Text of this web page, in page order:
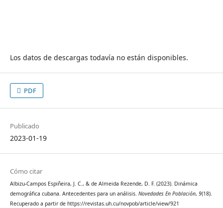
Los datos de descargas todavía no están disponibles.
PDF
Publicado
2023-01-19
Cómo citar
Albizu-Campos Espiñeira, J. C., & de Almeida Rezende, D. F. (2023). Dinámica
demográfica cubana. Antecedentes para un análisis. Novedades En Población, 9(18).
Recuperado a partir de https://revistas.uh.cu/novpob/article/view/921